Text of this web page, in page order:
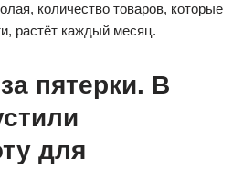
количество товаров, которые
растёт каждый месяц.
пятерки. В
для